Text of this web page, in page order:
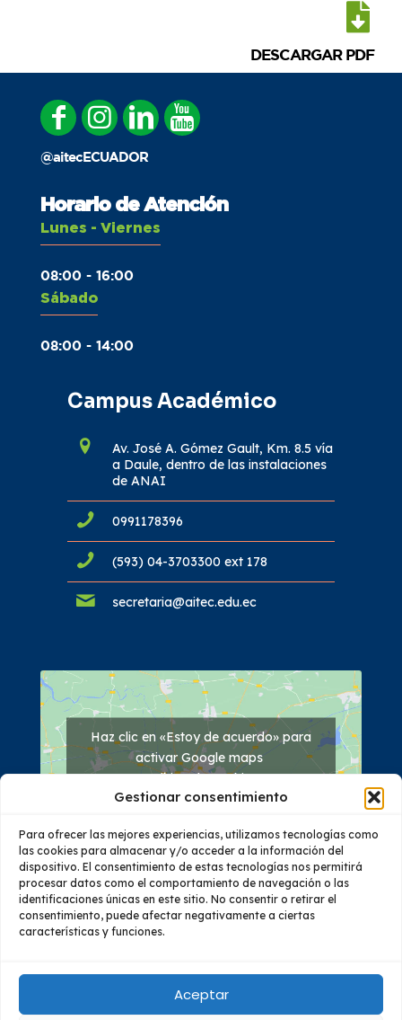
Gestionar consentimiento
Para ofrecer las mejores experiencias, utilizamos tecnologías como
las cookies para almacenar y/o acceder a la información del
dispositivo. El consentimiento de estas tecnologías nos permitirá
procesar datos como el comportamiento de navegación o las
identificaciones únicas en este sitio. No consentir o retirar el
consentimiento, puede afectar negativamente a ciertas
características y funciones.
Aceptar
DESCARGAR PDF
@aitecECUADOR
Horario de Atención
Lunes - Viernes
08:00 - 16:00
Sábado
08:00 - 14:00
Campus Académico
Av. José A. Gómez Gault, Km. 8.5 vía
a Daule, dentro de las instalaciones
de ANAI
0991178396
(593) 04-3703300 ext 178
secretaria@aitec.edu.ec
Haz clic en «Estoy de acuerdo» para
activar Google maps
Política de cookies
Educación Continua